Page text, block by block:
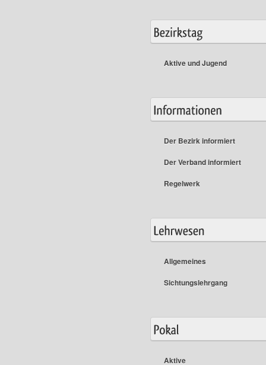
Aktive und Jugend
Der Bezirk informiert
Der Verband informiert
Regelwerk
Allgemeines
Sichtungslehrgang
Aktive